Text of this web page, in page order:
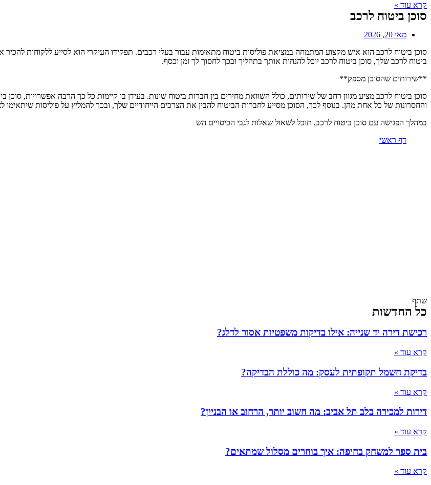
קרא עוד »
סוכן ביטוח לרכב
מאי 20, 2026
סוכן ביטוח לרכב הוא איש מקצוע המתמחה במציאת פוליסות ביטוח מתאימות עבור בעלי רכבים. תפקידו העיקרי הוא לסייע ללקוחות
ביטוח לרכב שלך, סוכן ביטוח לרכב יוכל להנחות אותך בתהליך ובכך לחסוך לך זמן וכסף.
**שירותים שהסוכן מספק**
סוכן ביטוח לרכב מציע מגוון רחב של שירותים, כולל השוואת מחירים בין חברות ביטוח שונות. בעידן בו קיימות כל כך הרבה אפשרויות, סוכן
והחסרונות של כל אחת מהן. בנוסף לכך, הסוכן מסייע לחברות הביטוח להבין את הצרכים הייחודיים שלך, ובכך להמליץ על פוליסות שיתאימו
במהלך הפגישה עם סוכן ביטוח לרכב, תוכל לשאול שאלות לגבי הכיסויים הש
דף ראשי
שתף
כל החדשות
רכישת דירה יד שנייה: אילו בדיקות משפטיות אסור לדלג?
קרא עוד »
בדיקת חשמל תקופתית לעסק: מה כוללת הבדיקה?
קרא עוד »
דירות למכירה בלב תל אביב: מה חשוב יותר, הרחוב או הבניין?
קרא עוד »
בית ספר למשחק בחיפה: איך בוחרים מסלול שמתאים?
קרא עוד »